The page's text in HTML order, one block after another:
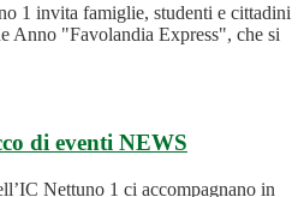
1 invita famiglie, studenti e cittadini
Anno "Favolandia Express", che si
di eventi NEWS
Nettuno 1 ci accompagnano in